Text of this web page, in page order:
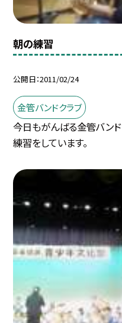
朝の練習
公開日 2011/02/24
金管バンドクラブ
今日もがんばる金管バンド
練習をしています。